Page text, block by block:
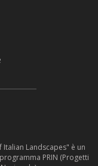
Italian Landscapes" è un
PRIN (Progetti